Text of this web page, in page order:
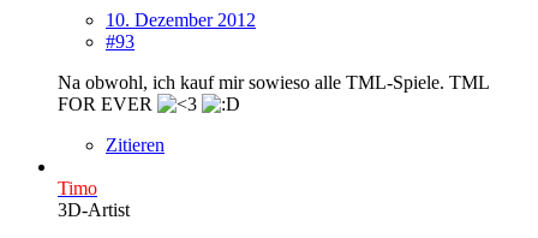
10. Dezember 2012
#93
Na obwohl, ich kauf mir sowieso alle TML-Spiele. TML
FOR EVER
Zitieren
Timo
3D-Artist